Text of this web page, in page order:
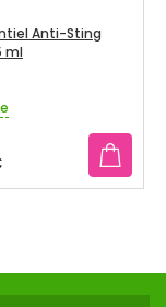
Anti-Sting
ml